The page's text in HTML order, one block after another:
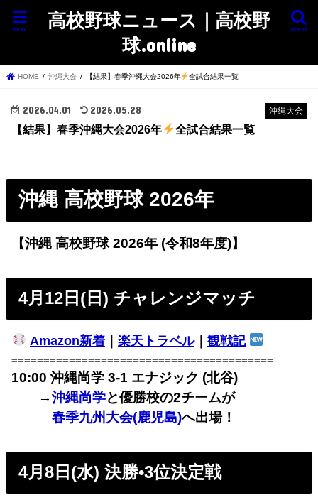
高校野球ニュース｜高校野
球.online
search
menu
HOME 沖縄大会 【結果】春季沖縄大会2026年 全試合結果一覧
沖縄大会
2026.04.01 2026.05.28
【結果】春季沖縄大会2026年 全試合結果一覧
沖縄 高校野球 2026年
【沖縄 高校野球 2026年 (令和8年度)】
4月12日(日) チャレンジマッチ
Amazon新着｜ 楽天トラベル｜ 観戦記
=========================================
10:00 沖縄尚学 3-1 エナジック (北谷)
→沖縄尚学と優勝校の2チームが
春季九州大会(鹿児島)へ出場！
4月8日(水) 決勝•3位決定戦